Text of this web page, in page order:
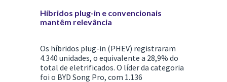
Híbridos plug-in e convencionais
mantêm relevância
Os híbridos plug-in (PHEV) registraram
4.340 unidades, o equivalente a 28,9% do
total de eletrificados. O líder da categoria
foi o BYD Song Pro, com 1.136